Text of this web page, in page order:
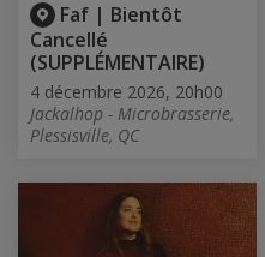
Faf | Bientôt
Cancellé
(SUPPLÉMENTAIRE)
4 décembre 2026, 20h00
Jackalhop - Microbrasserie,
Plessisville, QC